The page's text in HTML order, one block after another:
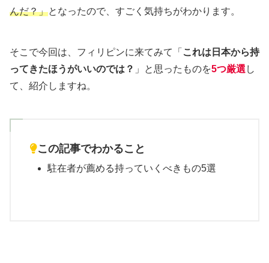
んだ？」となったので、すごく気持ちがわかります。
そこで今回は、フィリピンに来てみて「 これは日本から持
ってきたほうがいいのでは？ 」と思ったものを5つ厳選 し
て、紹介しますね。
この記事でわかること
駐在者が薦める持っていくべきもの5選